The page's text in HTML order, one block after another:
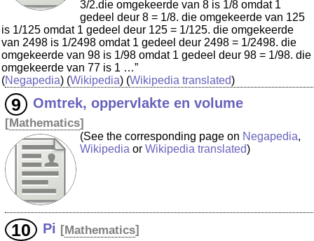
3/2.die omgekeerde van 8 is 1/8 omdat 1
gedeel deur 8 = 1/8. die omgekeerde van 125
is 1/125 omdat 1 gedeel deur 125 = 1/125. die omgekeerde
van 2498 is 1/2498 omdat 1 gedeel deur 2498 = 1/2498. die
omgekeerde van 98 is 1/98 omdat 1 gedeel deur 98 = 1/98. die
omgekeerde van 77 is 1 …”
(Negapedia) (Wikipedia) (Wikipedia translated)
Omtrek, oppervlakte en volume
[Mathematics]
(See the corresponding page on Negapedia,
Wikipedia or Wikipedia translated)
Pi [Mathematics]